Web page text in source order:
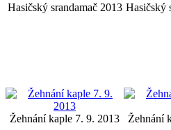
Hasičský srandamač 2013 Hasičský
Žehnání kaple 7. 9. 2013 Žehnání